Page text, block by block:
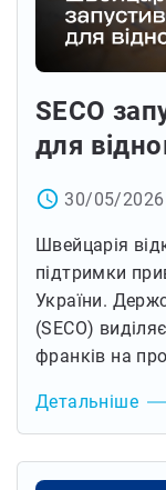
SECO
для
access_time 30/05/2026
Швейцарія
підтримки
України.
(SECO)
франків на
Детальніше